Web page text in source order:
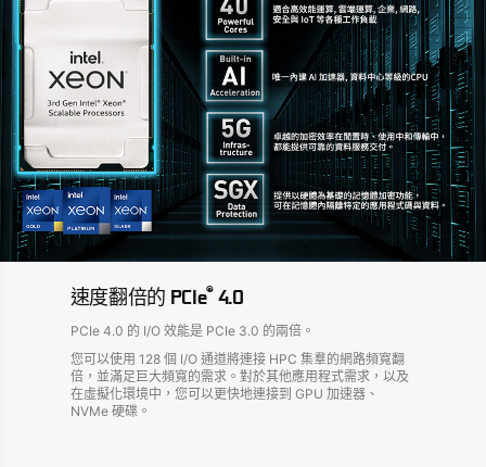
速度翻倍的 PCIe®4.0
PCIe 4.0 的 I/O 效能是 PCIe 3.0 的兩倍。
您可以使用 128 個 I/O 通道將連接 HPC 集羣的網路頻寬翻
倍，並滿足巨大頻寬的需求。對於其他應用程式需求，以及
在虛擬化環境中，您可以更快地連接到 GPU 加速器、
NVMe 硬碟。